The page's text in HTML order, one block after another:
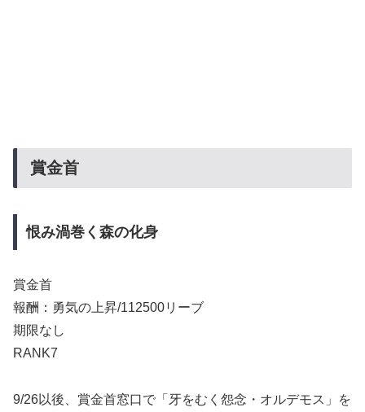
賞金首
恨み渦巻く森の化身
賞金首
報酬：勇気の上昇/112500リーブ
期限なし
RANK7
9/26以後、賞金首窓口で「牙をむく怨念・オルデモス」を